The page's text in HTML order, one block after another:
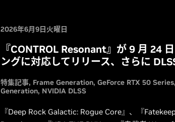
2026年6月9日火曜日
『CONTROL Resonant』が 9 月 24
ングに対応してリリース、さらに
特集記事 Frame Generation GeForce RTX 50 Series
Generation NVIDIA DLSS
『Deep Rock Galactic: Rogue Core』、『